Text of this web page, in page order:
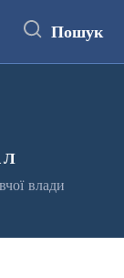
Пошук
влади